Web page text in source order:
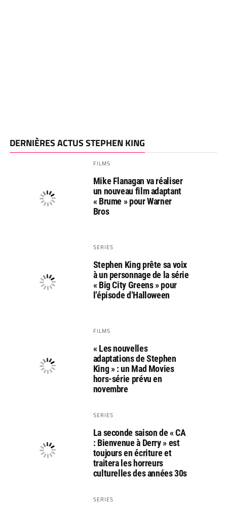
DERNIÈRES ACTUS STEPHEN KING
FILMS
Mike Flanagan va réaliser
un nouveau film adaptant
« Brume » pour Warner
Bros
SERIES
Stephen King prête sa voix
à un personnage de la série
« Big City Greens » pour
l’épisode d’Halloween
FILMS
« Les nouvelles
adaptations de Stephen
King » : un Mad Movies
hors-série prévu en
novembre
SERIES
La seconde saison de « CA
: Bienvenue à Derry » est
toujours en écriture et
traitera les horreurs
culturelles des années 30s
SERIES